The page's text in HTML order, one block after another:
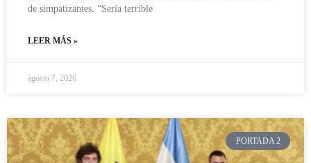
de simpatizantes. “Sería terrible
LEER MÁS »
agosto 7, 2026
PORTADA 2